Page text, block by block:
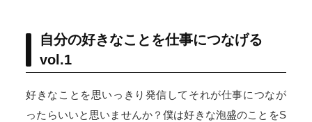
自分の好きなことを仕事につなげる
vol.1
好きなことを思いっきり発信してそれが仕事につなが
ったらいいと思いませんか？僕は好きな泡盛のことをS